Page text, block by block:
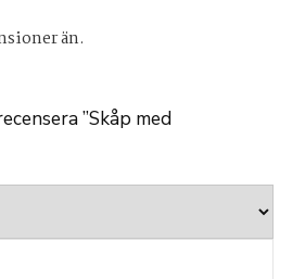
än.
”Skåp med